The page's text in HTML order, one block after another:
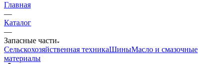
Главная
—
Каталог
—
Запасные части
Сельскохозяйственная техникаШиныМасло и смазочные
материалы